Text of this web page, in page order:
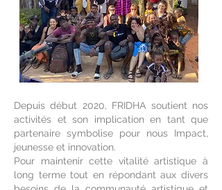
Depuis début 2020, FRIDHA soutient nos
activités et son implication en tant que
partenaire symbolise pour nous Impact,
jeunesse et innovation.
Pour maintenir cette vitalité artistique à
long terme tout en répondant aux divers